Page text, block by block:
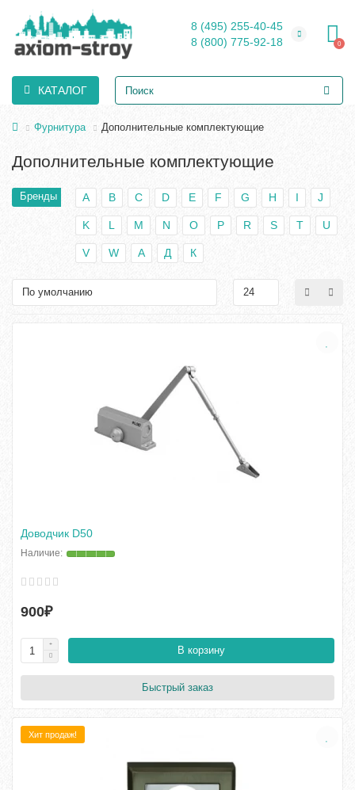
8 (495) 255-40-45
8 (800) 775-92-18
0
КАТАЛОГ
Фурнитура Дополнительные комплектующие
Дополнительные комплектующие
Бренды A B C D E F G H I J
K L M N O P R S T U
V W А Д К
Доводчик D50
900₽
В корзину
Быстрый заказ
Хит продаж!